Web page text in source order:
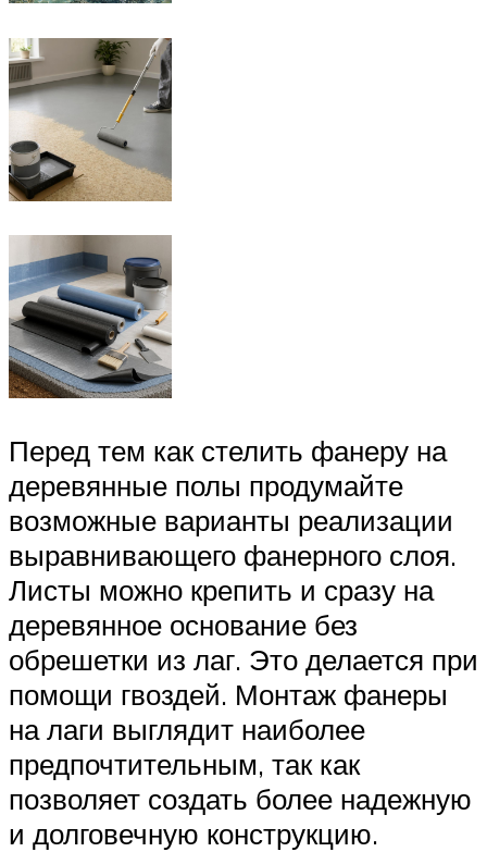
Перед тем как стелить фанеру на
деревянные полы продумайте
возможные варианты реализации
выравнивающего фанерного слоя.
Листы можно крепить и сразу на
деревянное основание без
обрешетки из лаг. Это делается при
помощи гвоздей. Монтаж фанеры
на лаги выглядит наиболее
предпочтительным, так как
позволяет создать более надежную
и долговечную конструкцию.